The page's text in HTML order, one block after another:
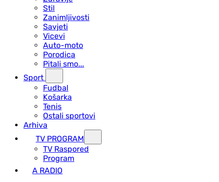
Stil
Zanimljivosti
Savjeti
Vicevi
Auto-moto
Porodica
Pitali smo...
Sport
Fudbal
Košarka
Tenis
Ostali sportovi
Arhiva
TV PROGRAM
ТV Raspored
Program
A RADIO